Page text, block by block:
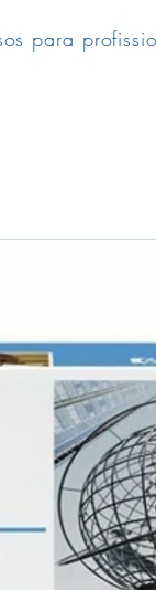
para